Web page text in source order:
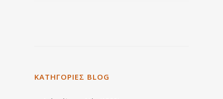
ΚΑΤΗΓΟΡΙΕΣ BLOG